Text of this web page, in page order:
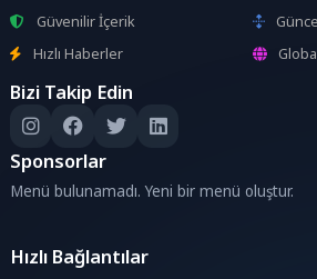
Güvenilir İçerik
Hızlı Haberler
Bizi Takip Edin
Sponsorlar
Menü bulunamadı. Yeni bir menü oluştur.
Hızlı Bağlantılar